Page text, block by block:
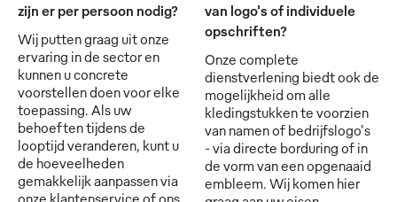
zijn er per persoon nodig?
Wij putten graag uit onze
ervaring in de sector en
kunnen u concrete
voorstellen doen voor elke
toepassing. Als uw
behoeften tijdens de
looptijd veranderen, kunt u
de hoeveelheden
gemakkelijk aanpassen via
onze klantenservice of ons
van logo's of individuele
opschriften?
Onze complete
dienstverlening biedt ook de
mogelijkheid om alle
kledingstukken te voorzien
van namen of bedrijfslogo's
- via directe borduring of in
de vorm van een opgenaaid
embleem. Wij komen hier